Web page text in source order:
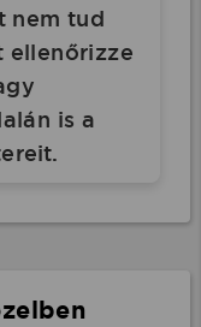
nem tud
ellenőrizze
is a